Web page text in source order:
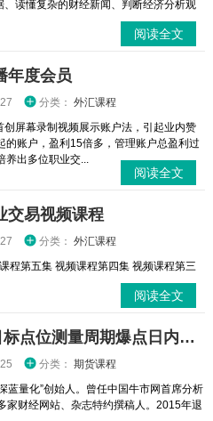
读懂复杂的财经新闻、判断经济分析观
阅读全文
年度会员
分类： 外汇课程
屏幕录制视频展示账户法，引起业内赞
的账户，盈利15倍多，管理账户总盈利过
养出多位职业交...
阅读全文
交易视频课程
分类： 外汇课程
程第五集 视频课程第四集 视频课程第三
阅读全文
辜枫 底层逻辑本质力量目标点位测量周期爆点日内波段短线交易 股票期货外汇实战培训视频课程
分类： 期货课程
蓝量化”创始人。曾任中国牛市网首席分析
家财经网站、杂志特约撰稿人。2015年退